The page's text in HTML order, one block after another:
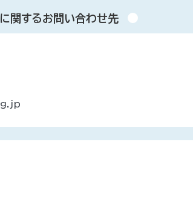
関するお問い合わせ先